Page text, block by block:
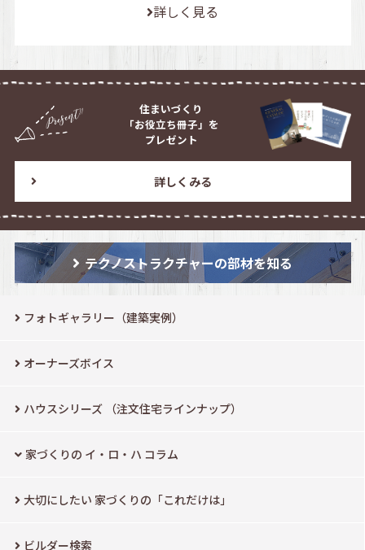
詳しく見る
住まいづくり
「お役立ち冊子」を
プレゼント
詳しくみる
テクノストラクチャーの部材を知る
フォトギャラリー（建築実例）
オーナーズボイス
ハウスシリーズ （注文住宅ラインナップ）
家づくりの イ・ロ・ハ コラム
大切にしたい 家づくりの「これだけは」
ビルダー検索